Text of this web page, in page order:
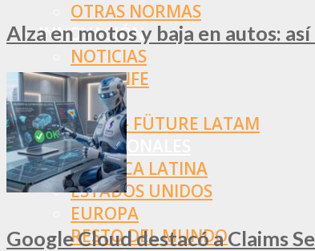
OTRAS NORMAS
INNOVACIÓN
NOTICIAS
LA CONFE
ITC
INESE – FÜTURE LATAM
INTERNACIONALES
AMÉRICA LATINA
ESTADOS UNIDOS
EUROPA
RESTO DEL MUNDO
Alza en motos y baja en autos:
Google Cloud destacó a Claims